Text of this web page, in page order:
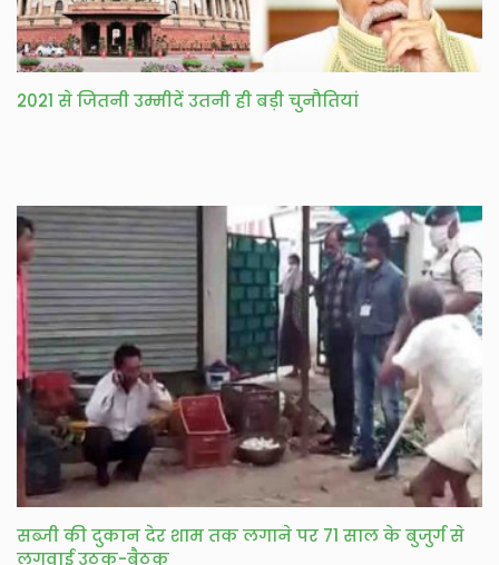
2021 से जितनी उम्मीदें उतनी ही बड़ी चुनौतियां
सब्जी की दुकान देर शाम तक लगाने पर 71 साल के बुजुर्ग से
लगवाई उठक-बैठक